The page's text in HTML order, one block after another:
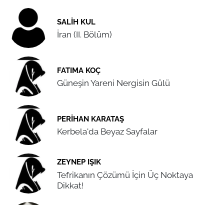
SALIH KUL
İran (II. Bölüm)
FATIMA KOÇ
Güneşin Yareni Nergisin Gülü
PERIHAN KARATAŞ
Kerbela'da Beyaz Sayfalar
ZEYNEP IŞIK
Tefrikanın Çözümü İçin Üç Noktaya
Dikkat!